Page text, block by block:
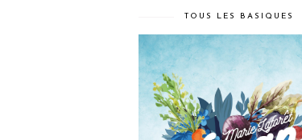
TOUS LES BASIQUES